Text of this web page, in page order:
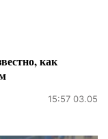
как
15:57 03.05